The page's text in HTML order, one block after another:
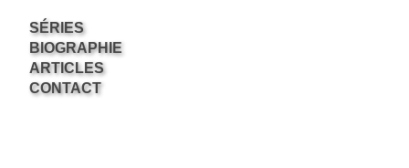
SÉRIES
BIOGRAPHIE
ARTICLES
CONTACT